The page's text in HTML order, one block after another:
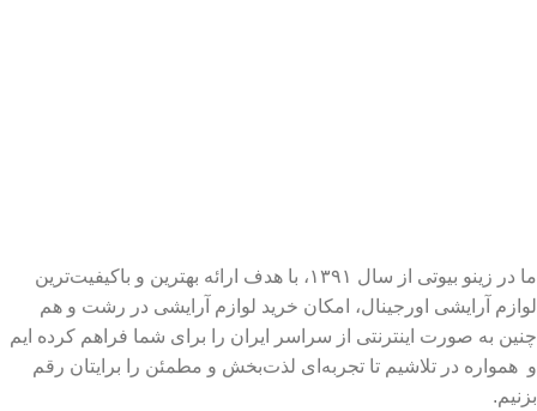
ما در زینو بیوتی از سال ۱۳۹۱، با هدف ارائه بهترین و باکیفیت‌ترین
لوازم آرایشی اورجینال، امکان خرید لوازم آرایشی در رشت و هم
چنین به صورت اینترنتی از سراسر ایران را برای شما فراهم کرده ایم
و همواره در تلاشیم تا تجربه‌ای لذت‌بخش و مطمئن را برایتان رقم
بزنیم.